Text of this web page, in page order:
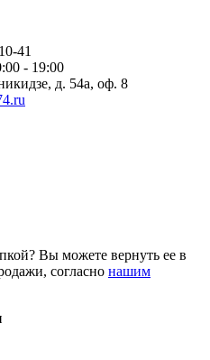
41
- 19:00
д. 54а, оф. 8
Вы можете вернуть ее в
согласно нашим